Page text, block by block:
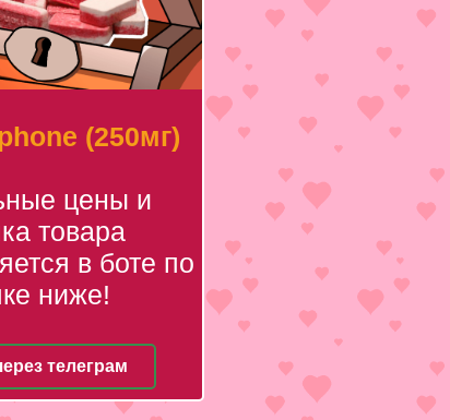
(250мг)
цены и
товара
в боте по
ниже!
телеграм